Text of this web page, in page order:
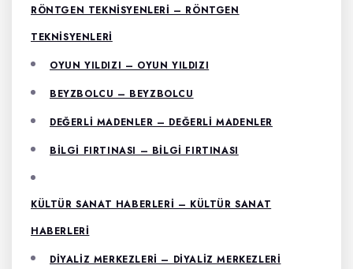
RÖNTGEN TEKNISYENLERI – RÖNTGEN
TEKNISYENLERI
OYUN YILDIZI – OYUN YILDIZI
BEYZBOLCU – BEYZBOLCU
DEĞERLI MADENLER – DEĞERLI MADENLER
BILGI FIRTINASI – BILGI FIRTINASI
KÜLTÜR SANAT HABERLERI – KÜLTÜR SANAT
HABERLERI
DIYALIZ MERKEZLERI – DIYALIZ MERKEZLERI